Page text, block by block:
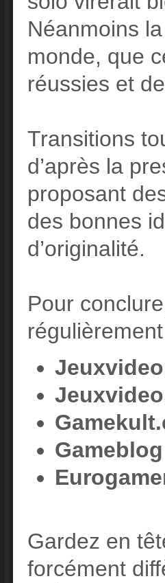
Néanmoins
monde, que
réussies et
Transitions
d’après la
proposant
des bonnes
d’originalité.
Pour
Gameblog
Gardez en
forcément